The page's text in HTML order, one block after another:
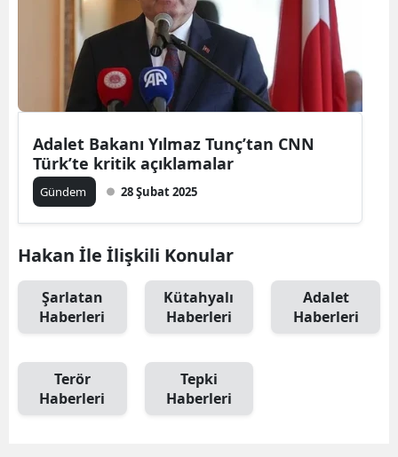
Adalet Bakanı Yılmaz Tunç’tan CNN
Türk’te kritik açıklamalar
Gündem 28 Şubat 2025
Hakan İle İlişkili Konular
Şarlatan
Haberleri
Kütahyalı
Haberleri
Adalet
Haberleri
Terör
Haberleri
Tepki
Haberleri